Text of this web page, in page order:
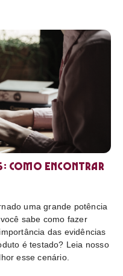
Como encontrar
uma grande potência
sabe como fazer
das evidências
é testado? Leia nosso
esse cenário.